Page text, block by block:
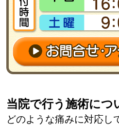
当院で行う施術につ
どのような痛みに対応し